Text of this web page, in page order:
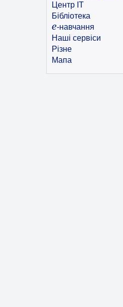
Центр ІТ
Бібліотека
e-навчання
Наші сервіси
Різне
Мапа